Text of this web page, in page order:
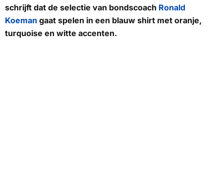
schrijft dat de selectie van bondscoach Ronald
Koeman gaat spelen in een blauw shirt met oranje,
turquoise en witte accenten.